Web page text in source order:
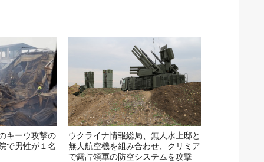
キーウ攻撃の
で男性が１名
ウクライナ情報総局、無人水上邸と
無人航空機を組み合わせ、クリミア
で露占領軍の防空システムを攻撃